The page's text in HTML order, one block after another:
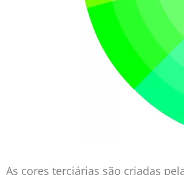
As cores terciárias são criadas